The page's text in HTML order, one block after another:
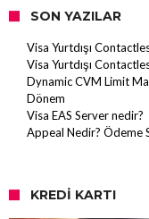
SON YAZILAR
Visa Yurtdışı
Visa Yurtdışı
Dynamic CVM Limit
Dönem
Visa EAS Server nedir?
Appeal Nedir? Ödeme
KREDI KARTI